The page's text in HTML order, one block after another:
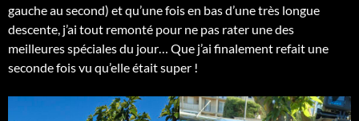
gauche au second) et qu’une fois en bas d’une très longue
descente, j’ai tout remonté pour ne pas rater une des
meilleures spéciales du jour… Que j’ai finalement refait une
seconde fois vu qu’elle était super !